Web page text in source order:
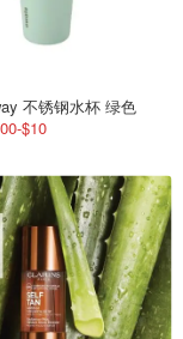
不锈钢水杯 绿色
$10